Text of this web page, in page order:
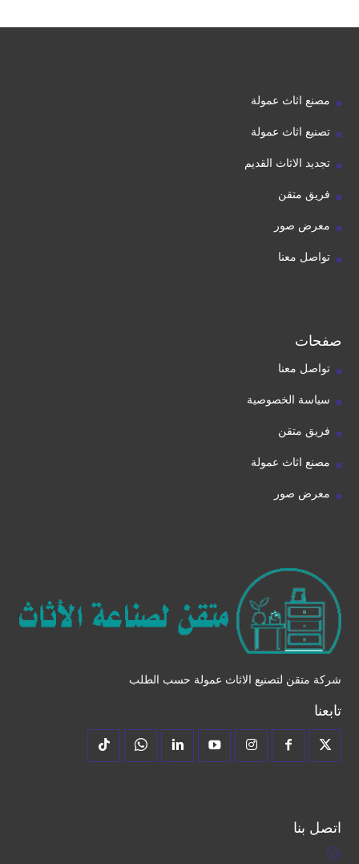
مصنع اثاث عمولة
تصنيع اثاث عمولة
تجديد الاثاث القديم
فريق متقن
معرض صور
تواصل معنا
صفحات
تواصل معنا
سياسة الخصوصية
فريق متقن
مصنع اثاث عمولة
معرض صور
شركة متقن لتصنيع الاثاث عمولة حسب الطلب
تابعنا
اتصل بنا